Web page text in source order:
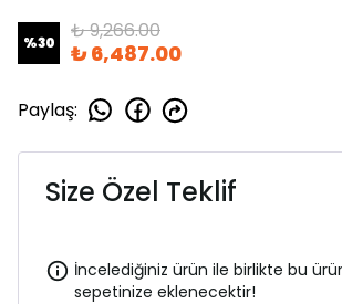
%30 ₺ 9,266.00
₺ 6,487.00
Paylaş:
Size Özel Teklif
İncelediğiniz ürün ile birlikte bu
sepetinize eklenecektir!